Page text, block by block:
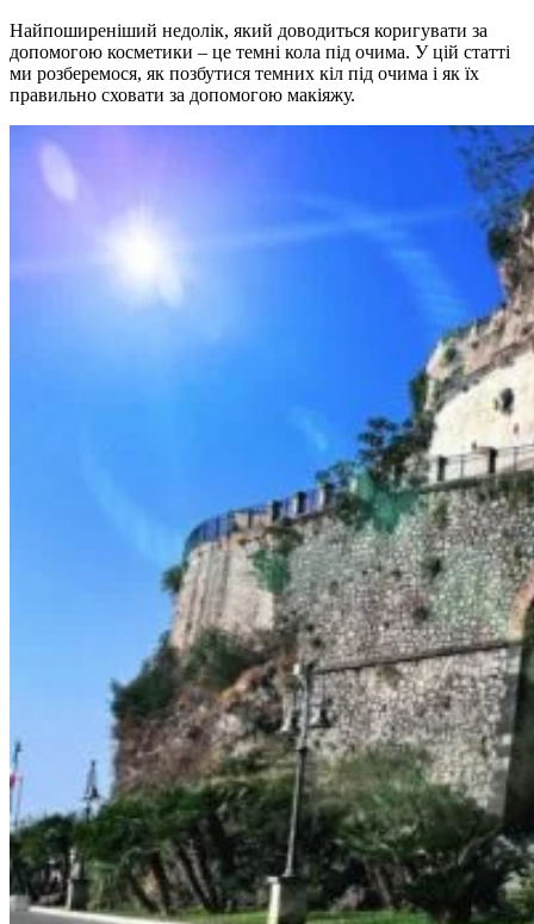
Найпоширеніший недолік, який доводиться коригувати за
допомогою косметики – це темні кола під очима. У цій статті
ми розберемося, як позбутися темних кіл під очима і як їх
правильно сховати за допомогою макіяжу.